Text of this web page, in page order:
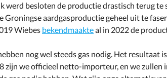
werd besloten de productie drastisch terug te
Groningse aardgasproductie geheel uit te
Wiebes bekendmaakteal in 2022 de
nog wel steeds gas nodig. Het resultaat
zijn we officieel netto-importeur, en we zullen